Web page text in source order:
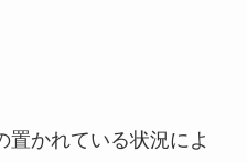
置かれている状況によ